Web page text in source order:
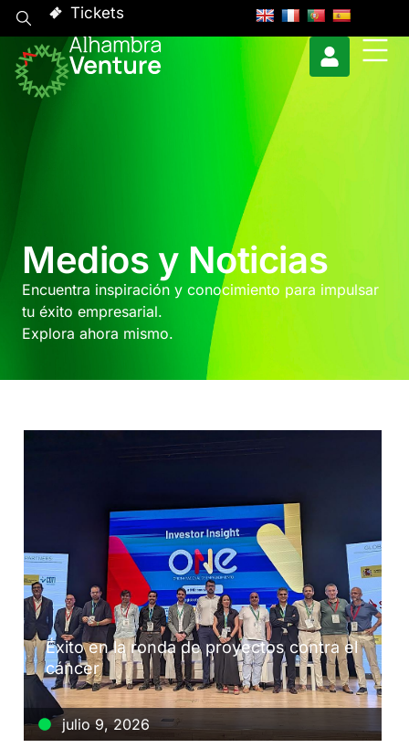
Tickets
Medios y Noticias
Encuentra inspiración y conocimiento para impulsar
tu éxito empresarial.
Explora ahora mismo.
Éxito en la ronda de proyectos contra el
cáncer
julio 9, 2026